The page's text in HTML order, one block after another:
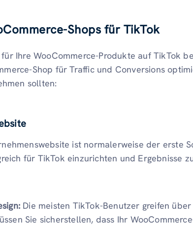
Shops für TikTok
Ihre WooCommerce-Produkte auf TikTok
Shop für Traffic und Conversions
sollten:
ist normalerweise der erste
für TikTok einzurichten und Ergebnisse
Die meisten TikTok-Benutzer greifen
Sie sicherstellen, dass Ihr